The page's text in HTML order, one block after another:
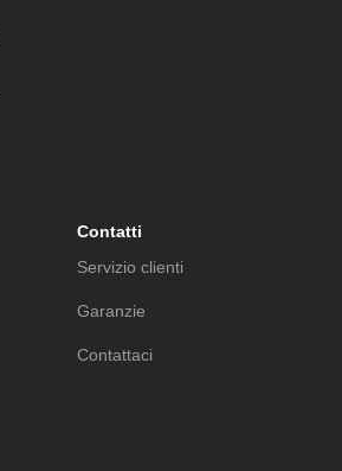
Contatti
Servizio clienti
Garanzie
Contattaci